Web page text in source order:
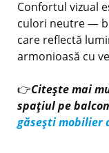
Confortul vizual
culori neutre —
care reflectă
armonioasă cu
👉Citește mai
spațiul pe
găsești mobilier